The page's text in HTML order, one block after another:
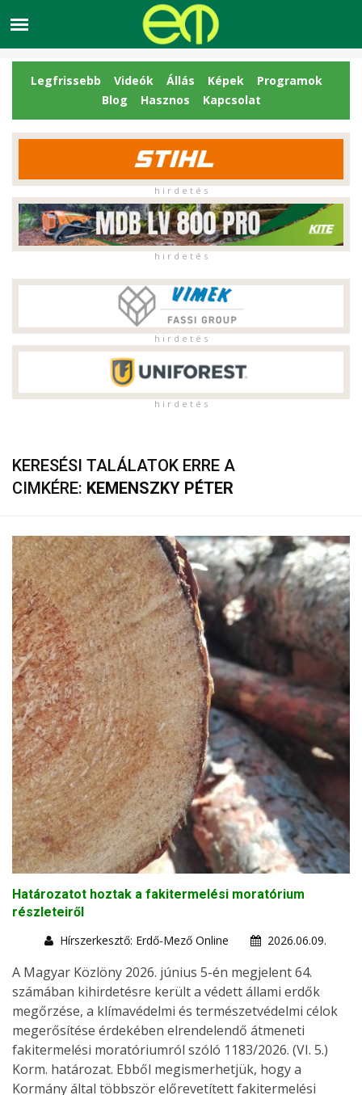
Legfrissebb Videók Állás Képek
Programok
Blog
Hasznos Kapcsolat
h i r d e t é s
h i r d e t é s
h i r d e t é s
h i r d e t é s
KERESÉSI TALÁLATOK ERRE A
CIMKÉRE: KEMENSZKY PÉTER
Határozatot hoztak a fakitermelési moratórium
részleteiről
Hírszerkesztő: Erdő-Mező Online
2026.06.09.
A Magyar Közlöny 2026. június 5-én megjelent 64.
számában kihirdetésre került a védett állami erdők
megőrzése, a klímavédelmi és természetvédelmi célok
megerősítése érdekében elrendelendő átmeneti
fakitermelési moratóriumról szóló 1183/2026. (VI. 5.)
Korm. határozat. Ebből megismerhetjük, hogy a
Kormány által többször előrevetített fakitermelési